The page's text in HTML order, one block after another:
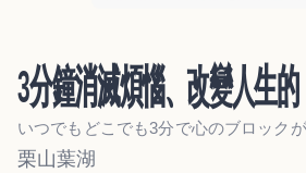
3分鐘消滅煩惱、改變人生
栗山葉湖